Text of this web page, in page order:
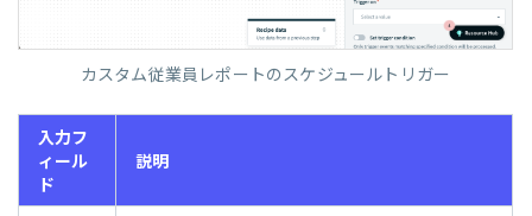
カスタム従業員レポートのスケジュールトリガー
入力フ
ィール
ド
説明